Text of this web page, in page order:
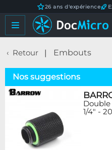
26 ans d'expérience
Retour Embouts
Nos suggestions
1/4" -